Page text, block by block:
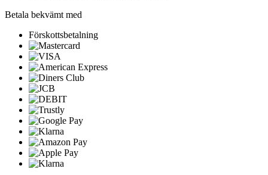
Betala bekvämt med
Förskottsbetalning